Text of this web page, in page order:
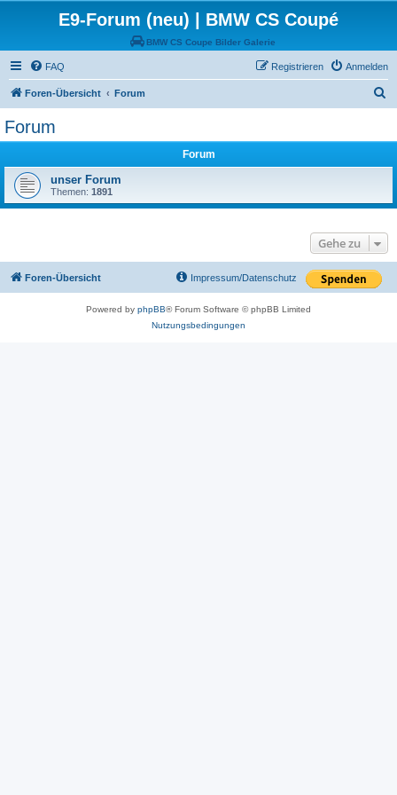
E9-Forum (neu) | BMW CS Coupé
BMW CS Coupe Bilder Galerie
FAQ Anmelden
Registrieren
Foren-Übersicht Forum
Forum
Forum
unser Forum
Themen: 1891
Gehe zu
Foren-Übersicht Impressum/Datenschutz
Powered by phpBB® Forum Software © phpBB Limited
Nutzungsbedingungen